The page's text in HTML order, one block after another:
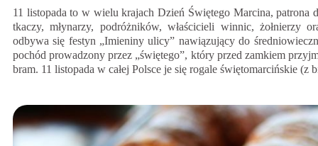
11 listopada to w wielu krajach Dzień Świętego Marcina, patrona
tkaczy, młynarzy, podróżników, właścicieli winnic,
odbywa się festyn „Imieniny ulicy” nawiązujący do
pochód prowadzony przez „świętego”, który przed zamkiem
bram. 11 listopada w całej Polsce je się rogale świętomarcińskie (z